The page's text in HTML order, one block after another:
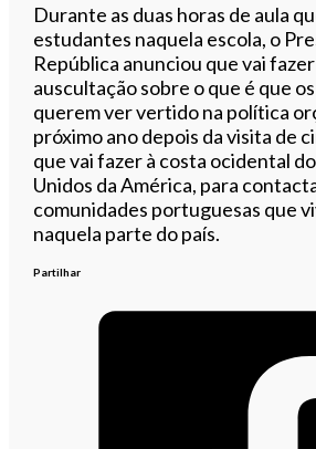
Durante as duas horas de aula
estudantes naquela escola, o
República anunciou que vai
auscultação sobre o que é que
querem ver vertido na política
próximo ano depois da visita de
que vai fazer à costa ocidental
Unidos da América, para
comunidades portuguesas que
naquela parte do país.
Partilhar